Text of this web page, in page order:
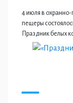
4 июля в
пещеры
Праздник белых